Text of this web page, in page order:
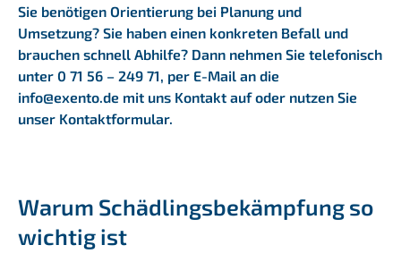
Sie benötigen Orientierung bei Planung und
Umsetzung? Sie haben einen konkreten Befall und
brauchen schnell Abhilfe? Dann nehmen Sie telefonisch
unter 0 71 56 – 249 71, per E-Mail an die
info@exento.demit uns Kontakt auf oder nutzen Sie
unser Kontaktformular.
Warum Schädlingsbekämpfung so
wichtig ist